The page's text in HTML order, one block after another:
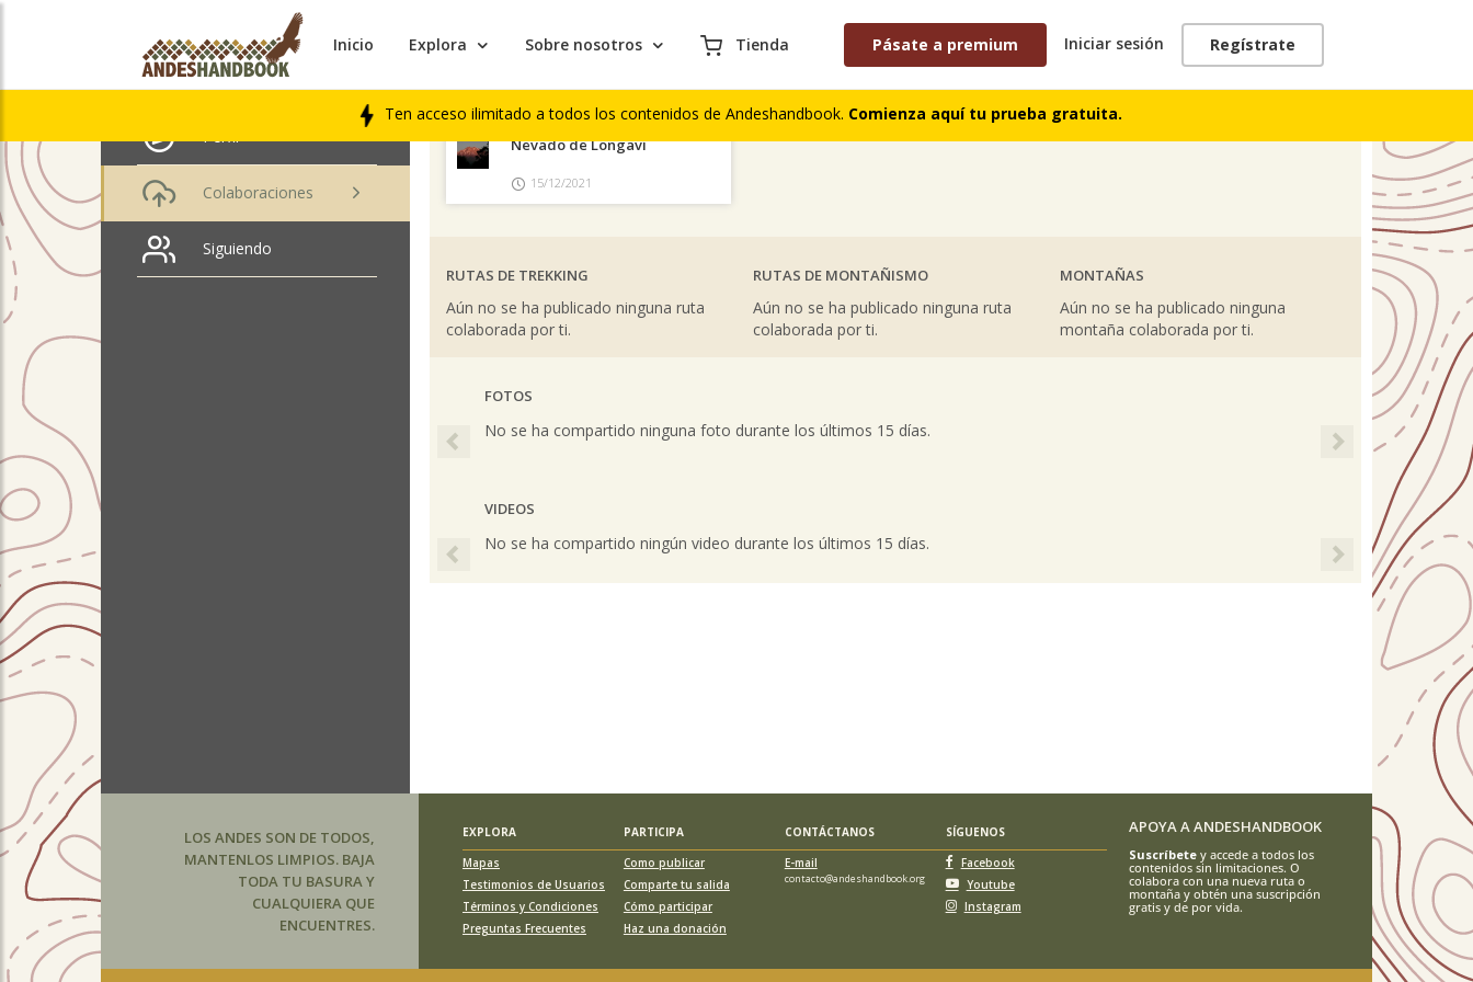
Inicio Explora Sobre nosotros Tienda Pásate a premium Iniciar sesión Regístrate
Ten acceso ilimitado a todos los contenidos de Andeshandbook. Comienza aquí tu prueba gratuita.
Lucas Ortega
Perfil
Colaboraciones
Siguiendo
ÚLTIMAS COLABORACIONES PUBLICADAS
LIBROS DE CUMBRES
Nevado de Longaví
15/12/2021
COMENTARIOS DE TREKKING TRACKS
RUTAS DE TREKKING
Aún no se ha publicado ninguna ruta
colaborada por ti.
RUTAS DE MONTAÑISMO
Aún no se ha publicado ninguna ruta
colaborada por ti.
MONTAÑAS
Aún no se ha publicado ninguna
montaña colaborada por ti.
FOTOS
No se ha compartido ninguna foto durante los últimos 15 días.
Previous Next
VIDEOS
No se ha compartido ningún video durante los últimos 15 días.
Previous Next
LOS ANDES SON DE TODOS,
MANTENLOS LIMPIOS. BAJA
TODA TU BASURA Y
CUALQUIERA QUE
ENCUENTRES.
EXPLORA PARTICIPA CONTÁCTANOS
SÍGUENOS
Mapas
Testimonios de Usuarios
Términos y Condiciones
Preguntas Frecuentes
Como publicar
Comparte tu salida
Cómo participar
Haz una donación
E-mail
contacto@andeshandbook.org
Facebook
Youtube
Instagram
APOYA A ANDESHANDBOOK
Suscríbetey accede a todos los
contenidos sin limitaciones. O
colabora con una nueva ruta o
montaña y obtén una suscripción
gratis y de por vida.